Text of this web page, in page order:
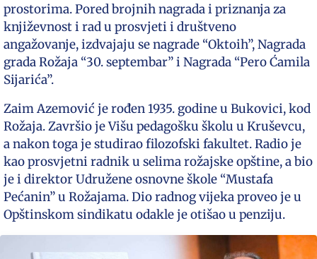
prostorima. Pored brojnih nagrada i priznanja za
književnost i rad u prosvjeti i društveno
angažovanje, izdvajaju se nagrade “Oktoih”, Nagrada
grada Rožaja “30. septembar” i Nagrada “Pero Ćamila
Sijarića”.
Zaim Azemović je rođen 1935. godine u Bukovici, kod
Rožaja. Završio je Višu pedagošku školu u Kruševcu,
a nakon toga je studirao filozofski fakultet. Radio je
kao prosvjetni radnik u selima rožajske opštine, a bio
je i direktor Udružene osnovne škole “Mustafa
Pećanin” u Rožajama. Dio radnog vijeka proveo je u
Opštinskom sindikatu odakle je otišao u penziju.